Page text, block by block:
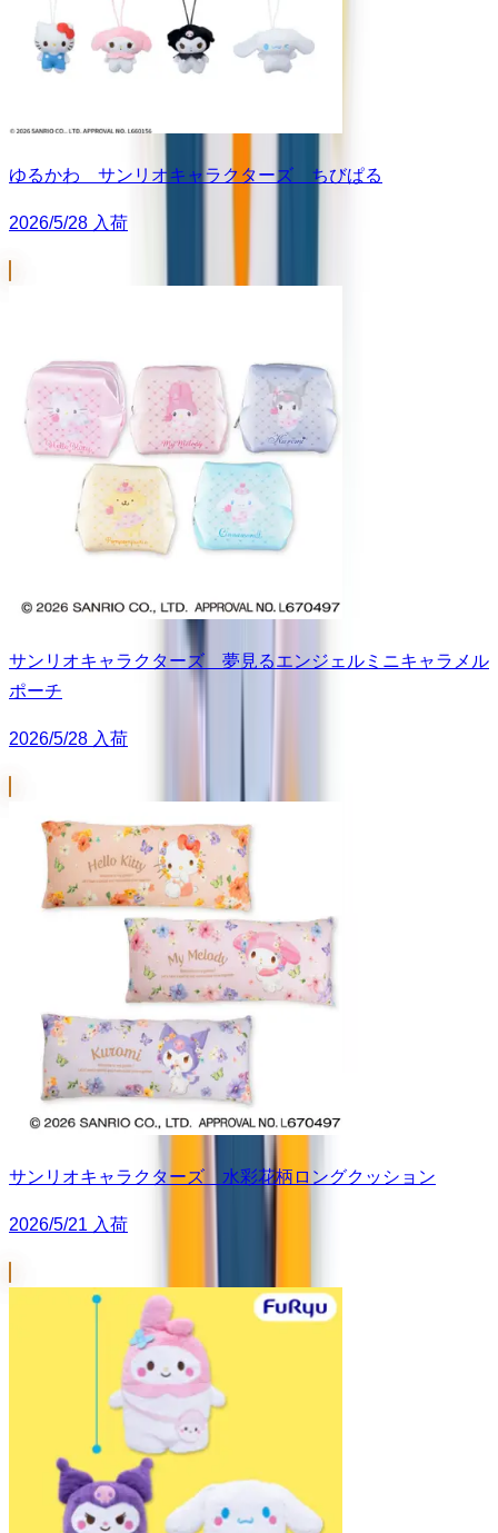
ゆるかわ サンリオキャラクターズ ちびぱる
2026/5/28 入荷
サンリオキャラクターズ 夢見るエンジェルミニキャラメル
ポーチ
2026/5/28 入荷
サンリオキャラクターズ 水彩花柄ロングクッション
2026/5/21 入荷